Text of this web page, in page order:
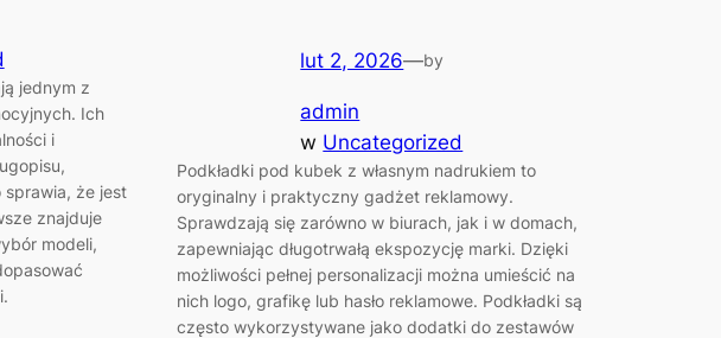
jednym z
Ich
i
że jest
znajduje
modeli,
lut 2, 2026—by
admin
w Uncategorized
Podkładki pod kubek z własnym nadrukiem to
oryginalny i praktyczny gadżet reklamowy.
Sprawdzają się zarówno w biurach, jak i w domach,
zapewniając długotrwałą ekspozycję marki. Dzięki
możliwości pełnej personalizacji można umieścić na
nich logo, grafikę lub hasło reklamowe. Podkładki są
często wykorzystywane jako dodatki do zestawów